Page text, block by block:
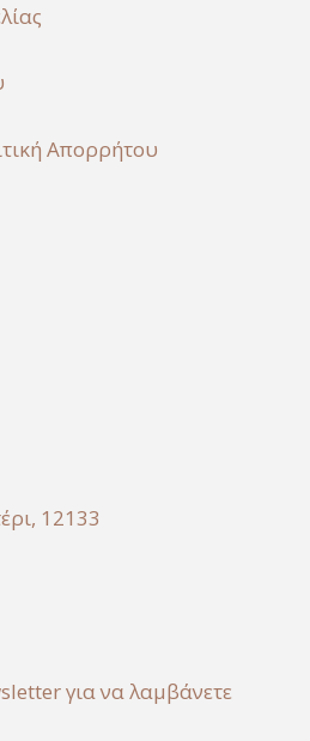
Απορρήτου
12133
για να λαμβάνετε